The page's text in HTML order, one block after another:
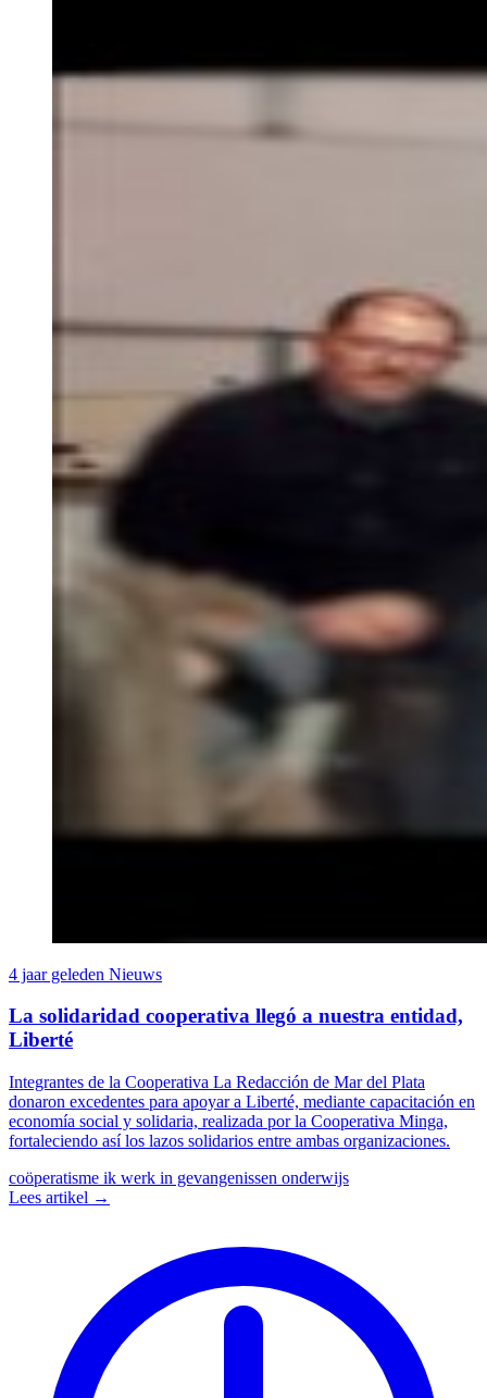
4 jaar geleden Nieuws
La solidaridad cooperativa llegó a nuestra entidad,
Liberté
Integrantes de la Cooperativa La Redacción de Mar del Plata
donaron excedentes para apoyar a Liberté, mediante capacitación en
economía social y solidaria, realizada por la Cooperativa Minga,
fortaleciendo así los lazos solidarios entre ambas organizaciones.
coöperatisme ik werk in gevangenissen onderwijs
Lees artikel →